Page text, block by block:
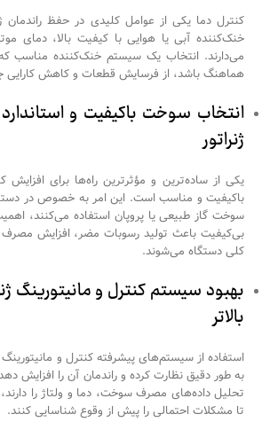
کنترل دما یکی از عوامل کلیدی در حفظ
خنک‌کننده آبی یا هوایی با کیفیت بالا، دمای
می‌دارند. انتخاب یک سیستم خنک‌کننده مناسب که
هماهنگ باشد، از فرسایش قطعات و کاهش کارایی
انتخاب سوخت باکیفیت و
ژنراتور
یکی از ساده‌ترین و مؤثرترین راه‌ها برای افزایش
باکیفیت و مناسب است. این امر به خصوص در
سوخت گاز طبیعی یا پروپان استفاده می‌کنند،
بی‌کیفیت باعث تولید رسوبات مضر، افزایش
کلی دستگاه می‌شوند.
بهبود سیستم کنترل و مانیتورینگ
بالاتر
استفاده از سیستم‌های پیشرفته کنترل و مانیتورینگ
به طور دقیق نظارت کرده و راندمان آن را افزایش
تحلیل داده‌های مصرف سوخت، دما و ولتاژ را دارند،
تا مشکلات احتمالی را پیش از وقوع شناسایی کنند.